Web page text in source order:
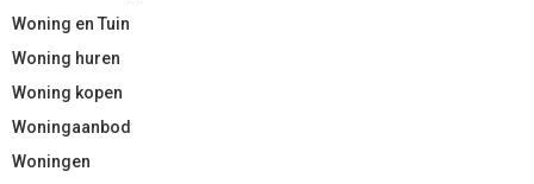
Woning en Tuin
Woning huren
Woning kopen
Woningaanbod
Woningen